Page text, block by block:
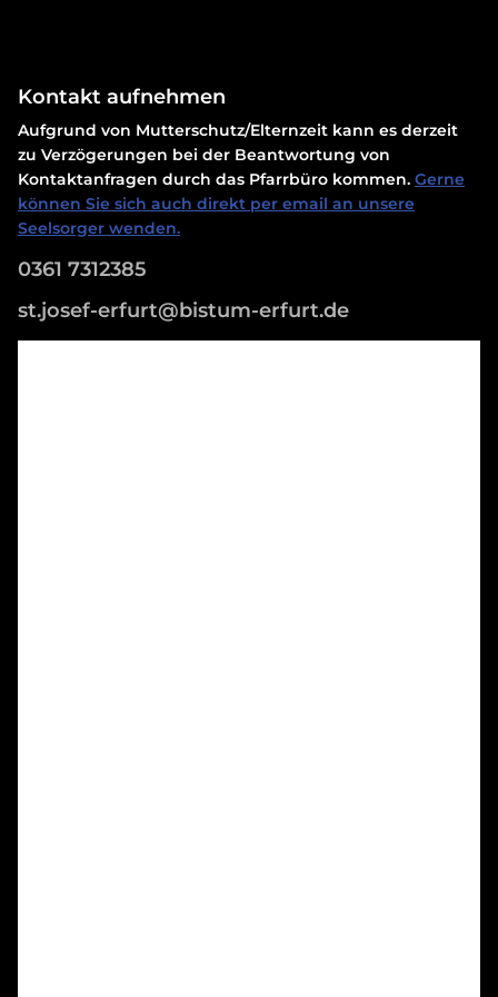
Kontakt aufnehmen
Aufgrund von Mutterschutz/Elternzeit kann es derzeit
zu Verzögerungen bei der Beantwortung von
Kontaktanfragen durch das Pfarrbüro kommen. Gerne
können Sie sich auch direkt per email an unsere
Seelsorger wenden.
0361 7312385
st.josef-erfurt@bistum-erfurt.de